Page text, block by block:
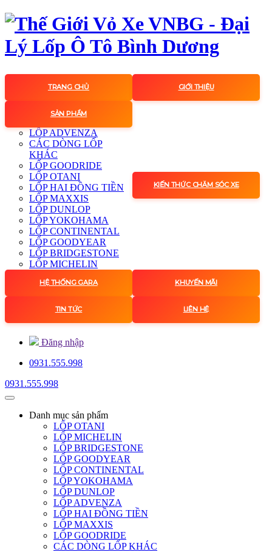
TRANG CHỦ GIỚI THIỆU
SẢN PHẨM
LỐP ADVENZA
CÁC DÒNG LỐP
KHÁC
LỐP GOODRIDE
LỐP OTANI
LỐP HAI ĐỒNG TIỀN
LỐP MAXXIS
LỐP DUNLOP
LỐP YOKOHAMA
LỐP CONTINENTAL
LỐP GOODYEAR
LỐP BRIDGESTONE
LỐP MICHELIN
KIẾN THỨC CHĂM SÓC XE
HỆ THỐNG GARA KHUYẾN MÃI
TIN TỨC LIÊN HỆ
Đăng nhập
0931.555.998
0931.555.998
Danh mục sản phẩm
LỐP OTANI
LỐP MICHELIN
LỐP BRIDGESTONE
LỐP GOODYEAR
LỐP CONTINENTAL
LỐP YOKOHAMA
LỐP DUNLOP
LỐP ADVENZA
LỐP HAI ĐỒNG TIỀN
LỐP MAXXIS
LỐP GOODRIDE
CÁC DÒNG LỐP KHÁC